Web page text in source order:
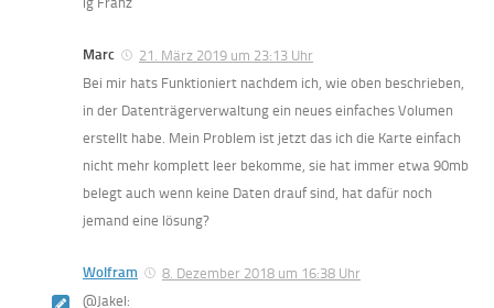
Marc
21. März 2019 um 23:13 Uhr
Bei mir hats Funktioniert nachdem ich, wie oben beschrieben,
in der Datenträgerverwaltung ein neues einfaches Volumen
erstellt habe. Mein Problem ist jetzt das ich die Karte einfach
nicht mehr komplett leer bekomme, sie hat immer etwa 90mb
belegt auch wenn keine Daten drauf sind, hat dafür noch
jemand eine lösung?
Wolfram
8. Dezember 2018 um 16:38 Uhr
@Jakel: